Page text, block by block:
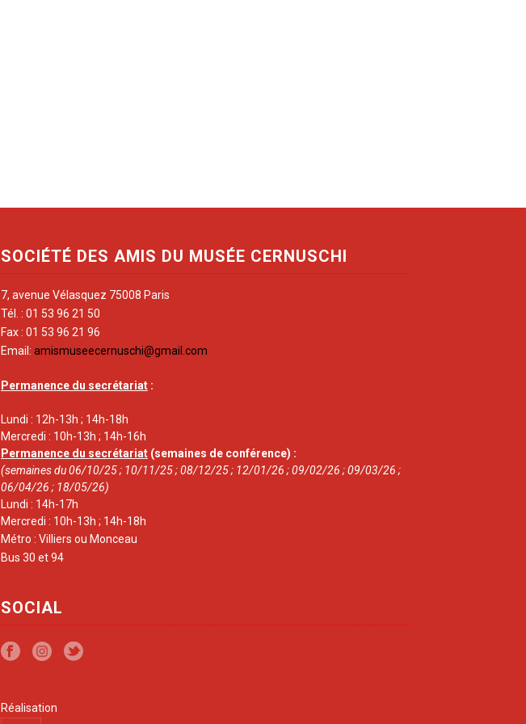
SOCIÉTÉ DES AMIS DU MUSÉE CERNUSCHI
7, avenue Vélasquez 75008 Paris
Tél. : 01 53 96 21 50
Fax : 01 53 96 21 96
Email: amismuseecernuschi@gmail.com
Permanence du secrétariat :
Lundi : 12h-13h ; 14h-18h
Mercredi : 10h-13h ; 14h-16h
Permanence du secrétariat (semaines de conférence) :
(semaines du 06/10/25 ; 10/11/25 ; 08/12/25 ; 12/01/26 ; 09/02/26 ; 09/03/26 ;
06/04/26 ; 18/05/26)
Lundi : 14h-17h
Mercredi : 10h-13h ; 14h-18h
Métro : Villiers ou Monceau
Bus 30 et 94
SOCIAL
Réalisation